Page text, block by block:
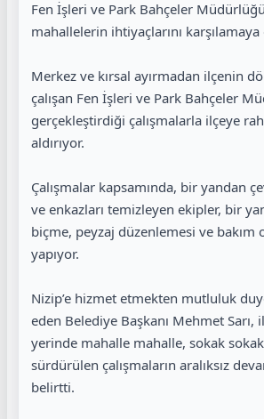
Fen İşleri ve Park Bahçeler
mahallelerin ihtiyaçlarını
Merkez ve kırsal ayırmadan ilçenin
çalışan Fen İşleri ve Park Bahçeler
gerçekleştirdiği çalışmalarla ilçeye
aldırıyor.
Çalışmalar kapsamında, bir yandan
ve enkazları temizleyen ekipler, bir
biçme, peyzaj düzenlemesi ve bakım
yapıyor.
Nizip’e hizmet etmekten mutluluk
eden Belediye Başkanı Mehmet Sarı,
yerinde mahalle mahalle, sokak
sürdürülen çalışmaların aralıksız
belirtti.